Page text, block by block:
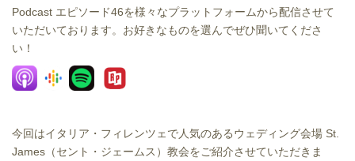
Podcast エピソード46を様々なプラットフォームから配信させて
いただいております。お好きなものを選んでぜひ聞いてくださ
い！
今回はイタリア・フィレンツェで人気のあるウェディング会場 St.
James（セント・ジェームス）教会をご紹介させていただきま